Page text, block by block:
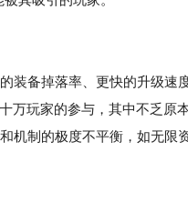
装备掉落率、更快的升级速
万玩家的参与，其中不乏原
机制的极度不平衡，如无限